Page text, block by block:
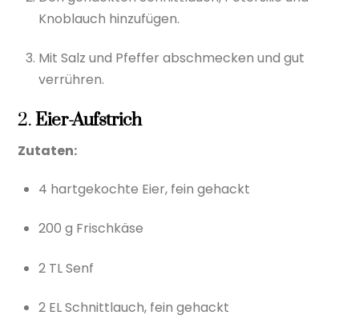
Knoblauch hinzufügen.
Mit Salz und Pfeffer abschmecken und gut
verrühren.
2.Eier-Aufstrich
Zutaten:
4 hartgekochte Eier, fein gehackt
200 g Frischkäse
2 TL Senf
2 EL Schnittlauch, fein gehackt